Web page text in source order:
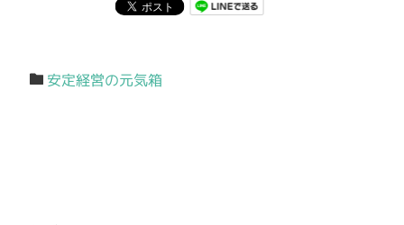
安定経営の元気箱